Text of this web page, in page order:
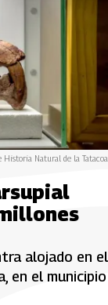
Historia Natural de la Tatacoa
alojado en el
en el municipio